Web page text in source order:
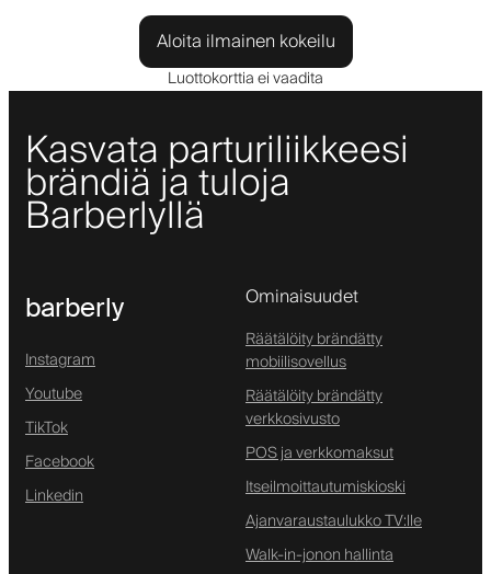
Aloita ilmainen kokeilu
Luottokorttia ei vaadita
Kasvata parturiliikkeesi
brändiä ja tuloja
Barberlyllä
barberly
Instagram
Youtube
TikTok
Facebook
Linkedin
Ominaisuudet
Räätälöity brändätty
mobiilisovellus
Räätälöity brändätty
verkkosivusto
POS ja verkkomaksut
Itseilmoittautumiskioski
Ajanvaraustaulukko TV:lle
Walk-in-jonon hallinta